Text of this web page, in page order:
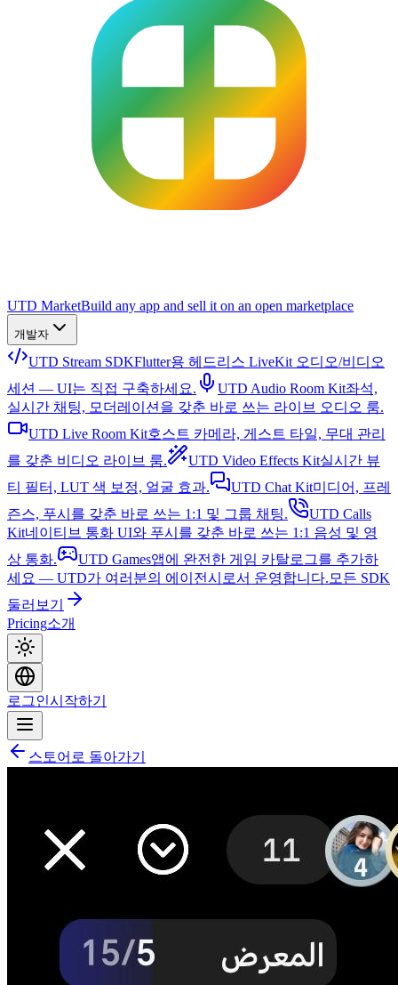
UTD MarketBuild any app and sell it on an open marketplace
개발자
UTD Stream SDKFlutter용 헤드리스 LiveKit 오디오/비디오
세션 — UI는 직접 구축하세요.
UTD Audio Room Kit좌석,
실시간 채팅, 모더레이션을 갖춘 바로 쓰는 라이브 오디오 룸.
UTD Live Room Kit호스트 카메라, 게스트 타일, 무대 관리
를 갖춘 비디오 라이브 룸.
UTD Video Effects Kit실시간 뷰
티 필터, LUT 색 보정, 얼굴 효과.
UTD Chat Kit미디어, 프레
즌스, 푸시를 갖춘 바로 쓰는 1:1 및 그룹 채팅.
UTD Calls
Kit네이티브 통화 UI와 푸시를 갖춘 바로 쓰는 1:1 음성 및 영
상 통화.
UTD Games앱에 완전한 게임 카탈로그를 추가하
세요 — UTD가 여러분의 에이전시로서 운영합니다. 모든 SDK
둘러보기
Pricing소개
로그인시작하기
스토어로 돌아가기